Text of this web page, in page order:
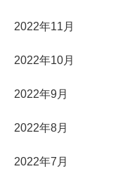
2022年11月
2022年10月
2022年9月
2022年8月
2022年7月